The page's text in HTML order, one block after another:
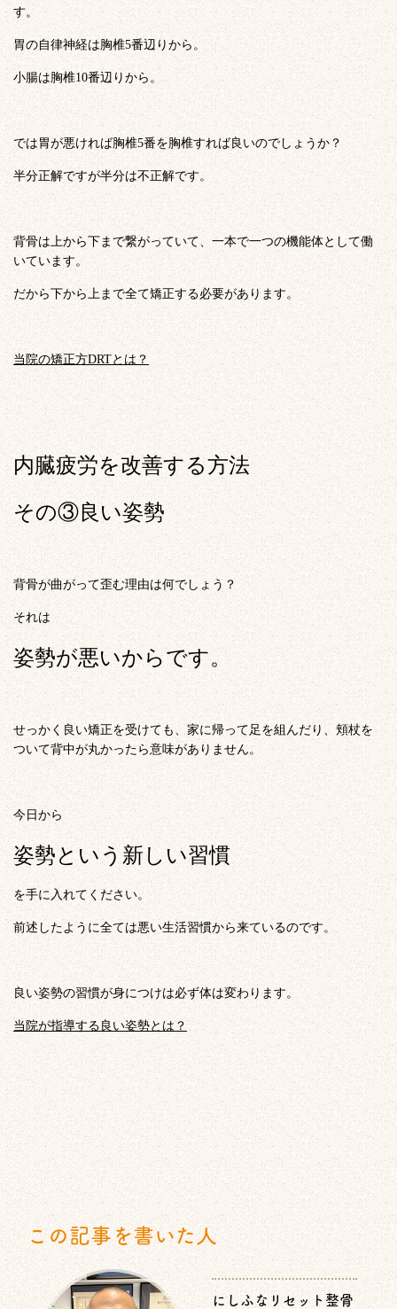
す。
胃の自律神経は胸椎5番辺りから。
小腸は胸椎10番辺りから。
では胃が悪ければ胸椎5番を胸椎すれば良いのでしょうか？
半分正解ですが半分は不正解です。
背骨は上から下まで繋がっていて、一本で一つの機能体として働
いています。
だから下から上まで全て矯正する必要があります。
当院の矯正方DRTとは？
内臓疲労を改善する方法
その③良い姿勢
背骨が曲がって歪む理由は何でしょう？
それは
姿勢が悪いからです。
せっかく良い矯正を受けても、家に帰って足を組んだり、頬杖を
ついて背中が丸かったら意味がありません。
今日から
姿勢という新しい習慣
を手に入れてください。
前述したように全ては悪い生活習慣から来ているのです。
良い姿勢の習慣が身につけは必ず体は変わります。
当院が指導する良い姿勢とは？
この記事を書いた人
にしふなリセット整骨